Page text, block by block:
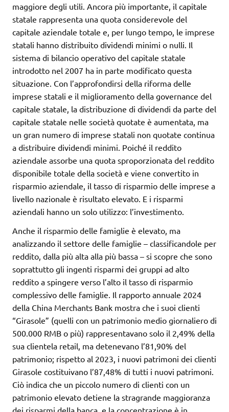
maggiore degli utili. Ancora più importante, il capitale
statale rappresenta una quota considerevole del
capitale aziendale totale e, per lungo tempo, le imprese
statali hanno distribuito dividendi minimi o nulli. Il
sistema di bilancio operativo del capitale statale
introdotto nel 2007 ha in parte modificato questa
situazione. Con l’approfondirsi della riforma delle
imprese statali e il miglioramento della governance del
capitale statale, la distribuzione di dividendi da parte del
capitale statale nelle società quotate è aumentata, ma
un gran numero di imprese statali non quotate continua
a distribuire dividendi minimi. Poiché il reddito
aziendale assorbe una quota sproporzionata del reddito
disponibile totale della società e viene convertito in
risparmio aziendale, il tasso di risparmio delle imprese a
livello nazionale è risultato elevato. E i risparmi
aziendali hanno un solo utilizzo: l’investimento.
Anche il risparmio delle famiglie è elevato, ma
analizzando il settore delle famiglie – classificandole per
reddito, dalla più alta alla più bassa – si scopre che sono
soprattutto gli ingenti risparmi dei gruppi ad alto
reddito a spingere verso l’alto il tasso di risparmio
complessivo delle famiglie. Il rapporto annuale 2024
della China Merchants Bank mostra che i suoi clienti
“Girasole” (quelli con un patrimonio medio giornaliero di
500.000 RMB o più) rappresentavano solo il 2,49% della
sua clientela retail, ma detenevano l’81,90% del
patrimonio; rispetto al 2023, i nuovi patrimoni dei clienti
Girasole costituivano l’87,48% di tutti i nuovi patrimoni.
Ciò indica che un piccolo numero di clienti con un
patrimonio elevato detiene la stragrande maggioranza
dei risparmi della banca, e la concentrazione è in